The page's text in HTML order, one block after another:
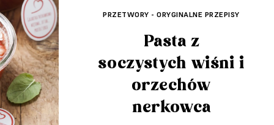
PRZETWORY - ORYGINALNE PRZEPISY
Pasta z
soczystych wiśni i
orzechów
nerkowca